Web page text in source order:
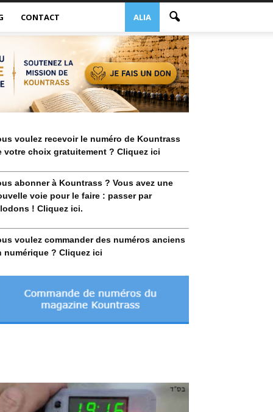
ALIA
CONTACT
voulez recevoir le numéro de Kountrass
votre choix gratuitement ? Cliquez ici
abonner à Kountrass ? Vous avez une
voie pour le faire : passer par
! Cliquez ici.
voulez commander des numéros anciens
numérique ? Cliquez ici